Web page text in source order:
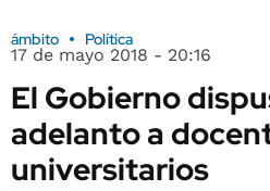
ámbito Política
17 de mayo 2018 - 20:16
El Gobierno
adelanto a
universitarios